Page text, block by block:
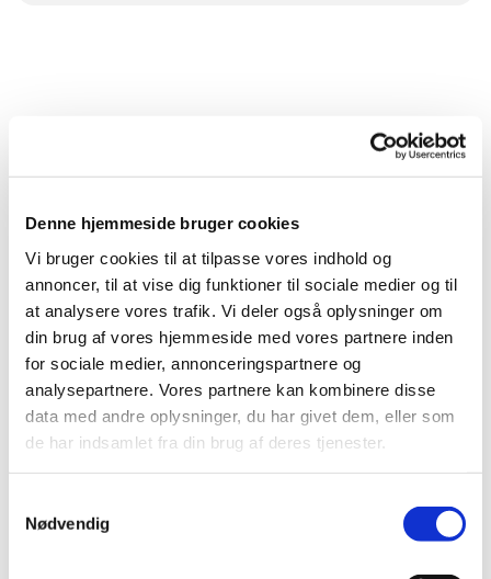
Denne hjemmeside bruger cookies
Vi bruger cookies til at tilpasse vores indhold og
annoncer, til at vise dig funktioner til sociale medier og til
at analysere vores trafik. Vi deler også oplysninger om
din brug af vores hjemmeside med vores partnere inden
for sociale medier, annonceringspartnere og
analysepartnere. Vores partnere kan kombinere disse
data med andre oplysninger, du har givet dem, eller som
de har indsamlet fra din brug af deres tjenester.
Nødvendig
Du vil måske også kunne